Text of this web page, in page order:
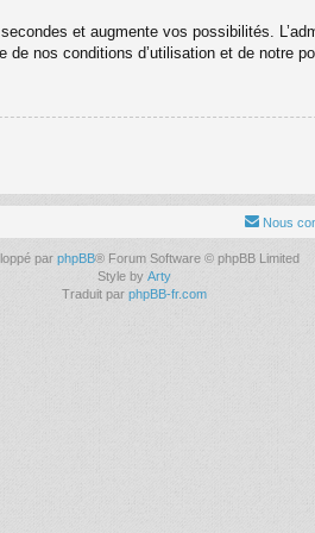
et augmente vos possibilités.
nos conditions d’utilisation et de notre
Nous
par phpBB® Forum Software © phpBB Limited
Style by Arty
Traduit par phpBB-fr.com